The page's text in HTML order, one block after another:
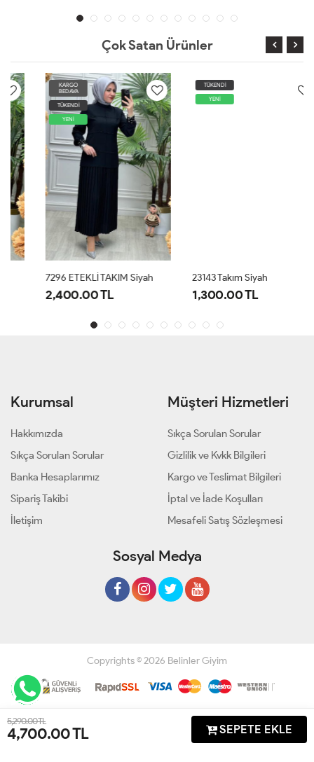
5,290.00 TL
4,700.00TL SEPETE EKLE
Çok Satan Ürünler
KARGO
YENİ
7296 ETEKLİ TAKIM Siyah
2,400.00 TL
23143 Takım Siyah
1,300.00 TL
Kurumsal
Hakkımızda
Sıkça Sorulan Sorular
Banka Hesaplarımız
Sipariş Takibi
İletişim
Müşteri Hizmetleri
Sıkça Sorulan Sorular
Gizlilik ve Kvkk Bilgileri
Kargo ve Teslimat Bilgileri
İptal ve İade Koşulları
Mesafeli Satış Sözleşmesi
Sosyal Medya
Copyrights © 2026 Belinler Giyim
Geliştir - powered by innovation
Anasayfa Üye Girişi Sipariş Takibi İletişim